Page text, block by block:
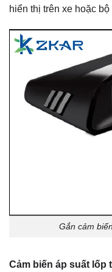
hiển thị trên xe hoặc
Gắn cảm
Cảm biến áp suất lốp